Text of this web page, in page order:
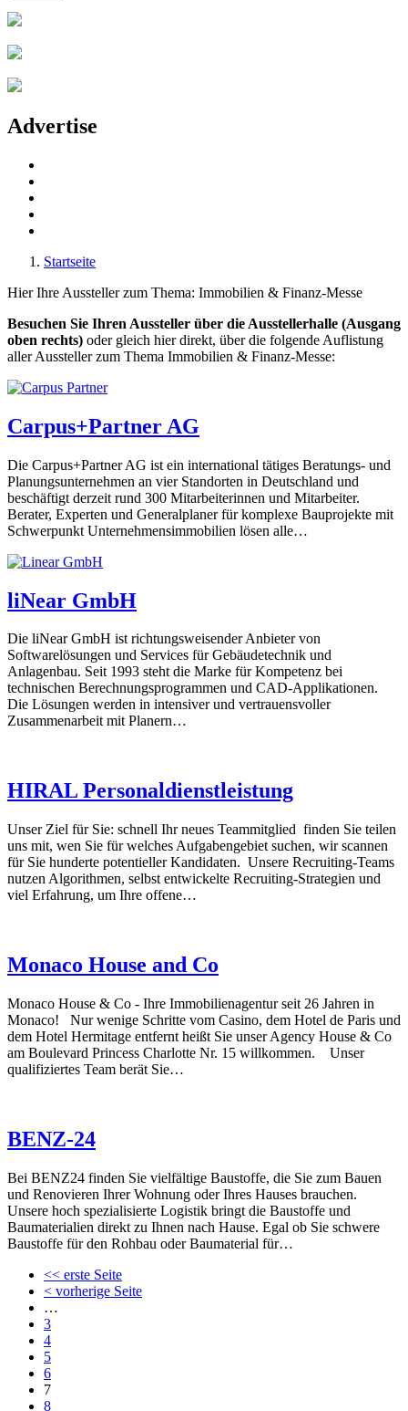
Advertise
Startseite
Hier Ihre Aussteller zum Thema: Immobilien & Finanz-Messe
Besuchen Sie Ihren Aussteller über die Ausstellerhalle (Ausgang
oben rechts) oder gleich hier direkt, über die folgende Auflistung
aller Aussteller zum Thema Immobilien & Finanz-Messe:
Carpus+Partner AG
Die Carpus+Partner AG ist ein international tätiges Beratungs- und
Planungsunternehmen an vier Standorten in Deutschland und
beschäftigt derzeit rund 300 Mitarbeiterinnen und Mitarbeiter.
Berater, Experten und Generalplaner für komplexe Bauprojekte mit
Schwerpunkt Unternehmensimmobilien lösen alle…
liNear GmbH
Die liNear GmbH ist richtungsweisender Anbieter von
Softwarelösungen und Services für Gebäudetechnik und
Anlagenbau. Seit 1993 steht die Marke für Kompetenz bei
technischen Berechnungsprogrammen und CAD-Applikationen.
Die Lösungen werden in intensiver und vertrauensvoller
Zusammenarbeit mit Planern…
HIRAL Personaldienstleistung
Unser Ziel für Sie: schnell Ihr neues Teammitglied finden Sie teilen
uns mit, wen Sie für welches Aufgabengebiet suchen, wir scannen
für Sie hunderte potentieller Kandidaten. Unsere Recruiting-Teams
nutzen Algorithmen, selbst entwickelte Recruiting-Strategien und
viel Erfahrung, um Ihre offene…
Monaco House and Co
Monaco House & Co - Ihre Immobilienagentur seit 26 Jahren in
Monaco! Nur wenige Schritte vom Casino, dem Hotel de Paris und
dem Hotel Hermitage entfernt heißt Sie unser Agency House & Co
am Boulevard Princess Charlotte Nr. 15 willkommen. Unser
qualifiziertes Team berät Sie…
BENZ-24
Bei BENZ24 finden Sie vielfältige Baustoffe, die Sie zum Bauen
und Renovieren Ihrer Wohnung oder Ihres Hauses brauchen.
Unsere hoch spezialisierte Logistik bringt die Baustoffe und
Baumaterialien direkt zu Ihnen nach Hause. Egal ob Sie schwere
Baustoffe für den Rohbau oder Baumaterial für…
<< erste Seite
< vorherige Seite
…
3
4
5
6
7
8